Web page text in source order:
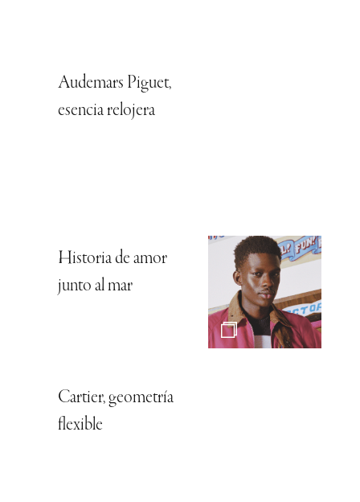
Audemars Piguet,
esencia relojera
Historia de amor
junto al mar
Cartier, geometría
flexible